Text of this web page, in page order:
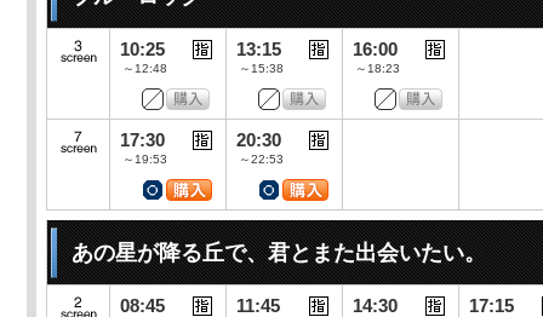
10:25
～12:48
13:15
～15:38
16:00
～18:23
17:30
～19:53
20:30
～22:53
あの星が降る丘で、君とまた出会いたい。
08:45 11:45 14:30 17:15